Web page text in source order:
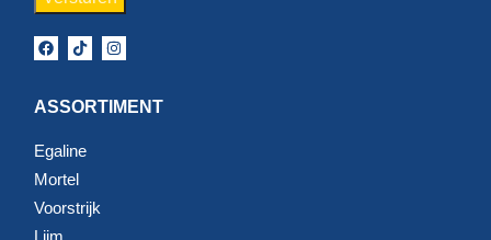
ASSORTIMENT
Egaline
Mortel
Voorstrijk
Lijm